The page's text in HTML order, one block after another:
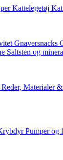
Kattelegetøj
Gnaversnacks
Saltsten og
Reder, Materialer
Pumper og